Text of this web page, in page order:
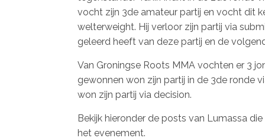
vocht zijn 3de amateur partij en vocht dit
welterweight. Hij verloor zijn partij via
geleerd heeft van deze partij en de
Van Groningse Roots MMA vochten er 3
gewonnen won zijn partij in de 3de ronde
won zijn partij via decision.
Bekijk hieronder de posts van Lumassa
het evenement.